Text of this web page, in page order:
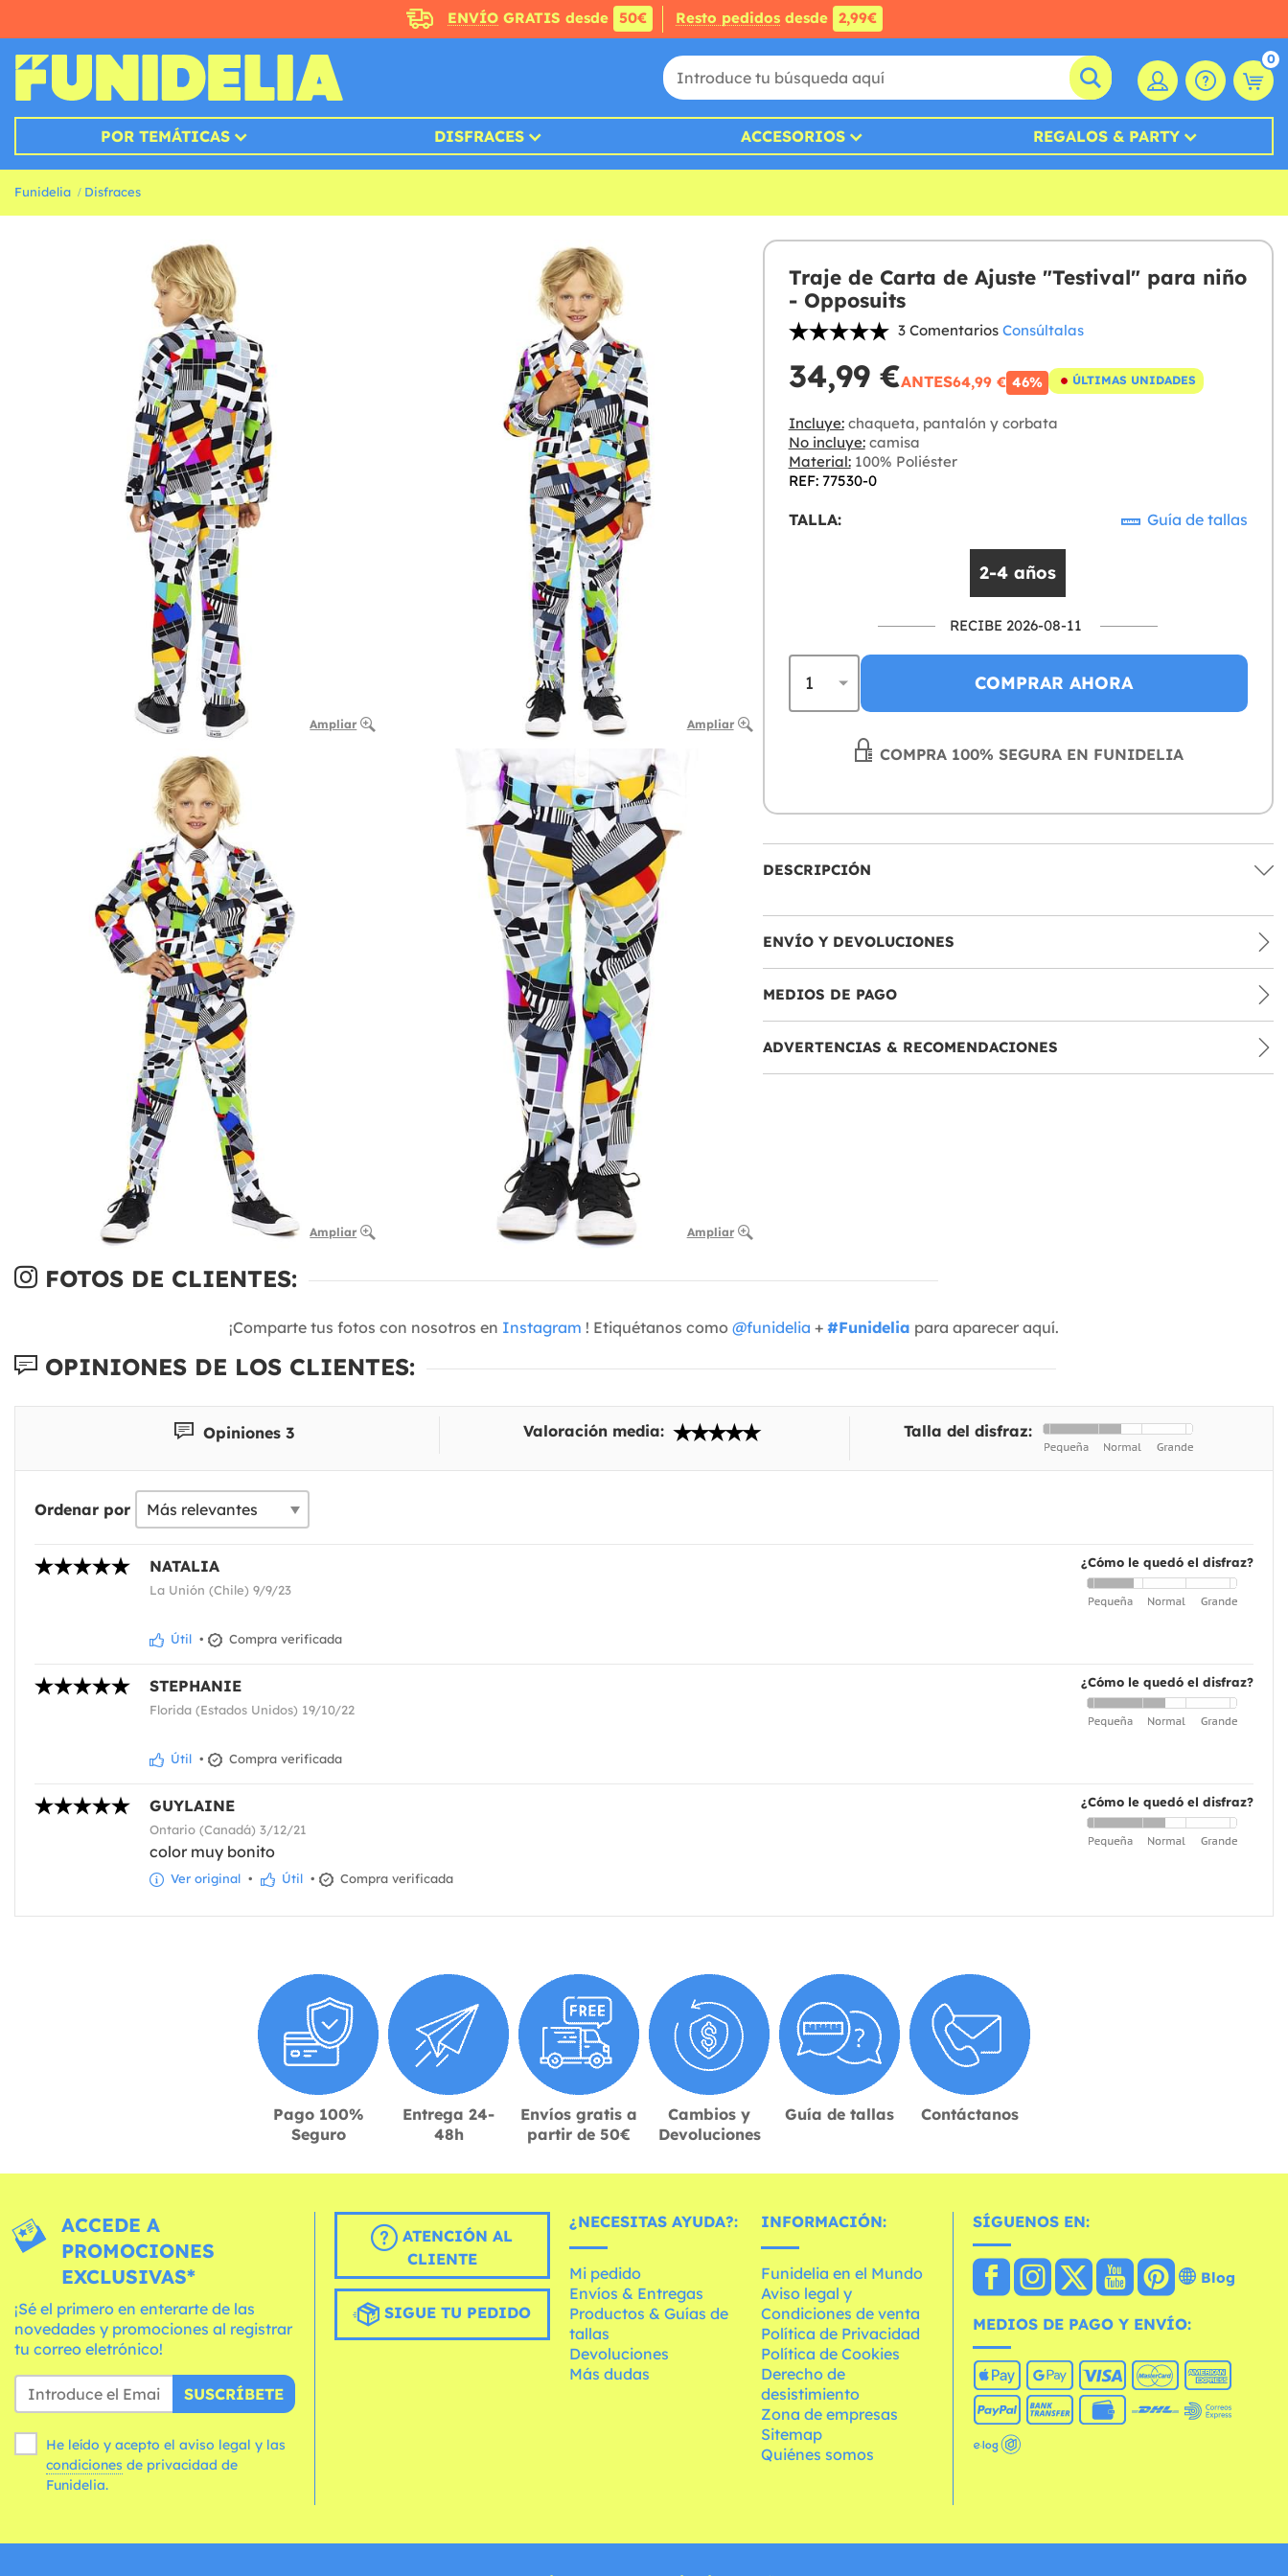
ENVÍOGRATIS desde 50€ Resto pedidosdesde 2,99€
0
POR TEMÁTICAS DISFRACES ACCESORIOS REGALOS & PARTY
Funidelia Disfraces
Ampliar Ampliar
Ampliar Ampliar
Traje de Carta de Ajuste "Testival" para niño
- Opposuits
3 Comentarios Consúltalas
34,99 €ANTES64,99 € 46% ÚLTIMAS UNIDADES
Incluye:chaqueta, pantalón y corbata
No incluye:camisa
Material:100% Poliéster
REF: 77530-0
TALLA: Guía de tallas
2-4 años
RECIBE 2026-08-11
COMPRAR AHORA
COMPRA 100% SEGURA EN FUNIDELIA
DESCRIPCIÓN
ENVÍO Y DEVOLUCIONES
MEDIOS DE PAGO
ADVERTENCIAS & RECOMENDACIONES
FOTOS DE CLIENTES:
¡Comparte tus fotos con nosotros en Instagram ! Etiquétanos como @funidelia + #Funidelia para aparecer aquí.
OPINIONES DE LOS CLIENTES:
Opiniones 3 Valoración media: Talla del disfraz:
Ordenar por
¿Cómo le quedó el disfraz?
NATALIA
La Unión (Chile) 9/9/23
Útil • Compra verificada
¿Cómo le quedó el disfraz?
STEPHANIE
Florida (Estados Unidos) 19/10/22
Útil • Compra verificada
¿Cómo le quedó el disfraz?
GUYLAINE
Ontario (Canadá) 3/12/21
color muy bonito
Ver original • Útil • Compra verificada
Pago 100%
Seguro
Entrega 24-
48h
Envíos gratis a
partir de 50€
Cambios y
Devoluciones
Guía de tallas Contáctanos
ACCEDE A
PROMOCIONES
EXCLUSIVAS*
¡Sé el primero en enterarte de las
novedades y promociones al registrar
tu correo eletrónico!
SUSCRÍBETE
He leído y acepto el aviso legal y las
condiciones
Funidelia.
ATENCIÓN AL
CLIENTE
SIGUE TU PEDIDO
¿NECESITAS AYUDA?:
Mi pedido
Envíos & Entregas
Productos & Guías de
tallas
Devoluciones
Más dudas
INFORMACIÓN:
Funidelia en el Mundo
Aviso legal y
Condiciones de venta
Política de Privacidad
Política de Cookies
Derecho de
desistimiento
Zona de empresas
Sitemap
Quiénes somos
SÍGUENOS EN:
Blog
MEDIOS DE PAGO Y ENVÍO: